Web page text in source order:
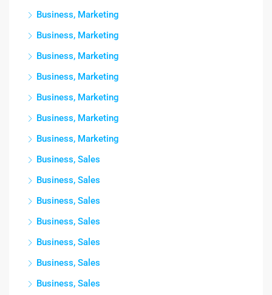
Business, Marketing
Business, Marketing
Business, Marketing
Business, Marketing
Business, Marketing
Business, Marketing
Business, Marketing
Business, Sales
Business, Sales
Business, Sales
Business, Sales
Business, Sales
Business, Sales
Business, Sales